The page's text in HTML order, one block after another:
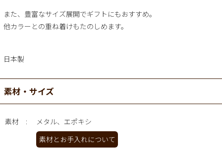
また、豊富なサイズ展開でギフトにもおすすめ。
他カラーとの重ね着けもたのしめます。
日本製
素材・サイズ
素材
メタル、エポキシ
素材とお手入れについて